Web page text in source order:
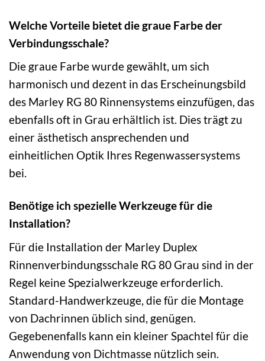
Welche Vorteile bietet die graue Farbe der
Verbindungsschale?
Die graue Farbe wurde gewählt, um sich
harmonisch und dezent in das Erscheinungsbild
des Marley RG 80 Rinnensystems einzufügen, das
ebenfalls oft in Grau erhältlich ist. Dies trägt zu
einer ästhetisch ansprechenden und
einheitlichen Optik Ihres Regenwassersystems
bei.
Benötige ich spezielle Werkzeuge für die
Installation?
Für die Installation der Marley Duplex
Rinnenverbindungsschale RG 80 Grau sind in der
Regel keine Spezialwerkzeuge erforderlich.
Standard-Handwerkzeuge, die für die Montage
von Dachrinnen üblich sind, genügen.
Gegebenenfalls kann ein kleiner Spachtel für die
Anwendung von Dichtmasse nützlich sein.